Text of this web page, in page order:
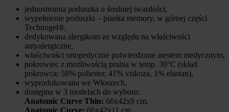
jednostronna poduszka o średniej twardości,
wypełnienie poduszki – pianka memory, w górnej części
Technogel®,
dedykowana alergikom ze względu na właściwości
antyalergiczne,
właściwości ortopedyczne potwierdzone atestem medycznym,
pokrowiec z możliwością pralna w temp. 30°C (skład
pokrowca: 58% poliester, 41% viskoza, 1% elastan),
wyprodukowana we Włoszech,
dostępna w 3 modelach do wyboru:
Anatomic Curve Thin: 66x42x9 cm,